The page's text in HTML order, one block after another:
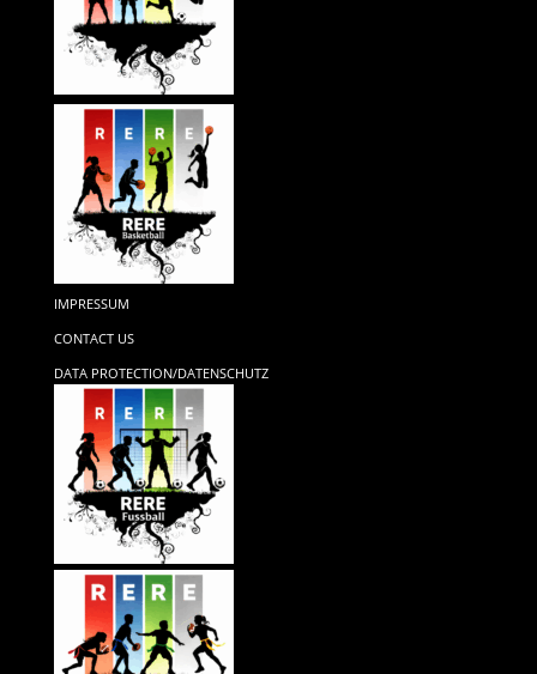
IMPRESSUM
CONTACT US
DATA PROTECTION/DATENSCHUTZ